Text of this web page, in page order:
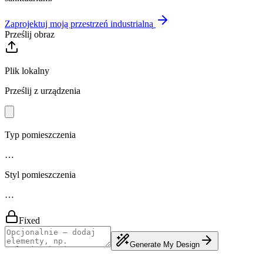
Zaprojektuj moją przestrzeń industrialną
Prześlij obraz
Plik lokalny
Prześlij z urządzenia
Typ pomieszczenia
…
Styl pomieszczenia
…
Fixed
Generate My Design